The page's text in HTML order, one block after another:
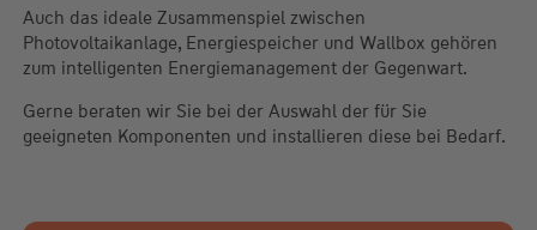
Auch das ideale Zusammenspiel zwischen
Photovoltaikanlage, Energiespeicher und Wallbox gehören
zum intelligenten Energiemanagement der Gegenwart.
Gerne beraten wir Sie bei der Auswahl der für Sie
geeigneten Komponenten und installieren diese bei Bedarf.